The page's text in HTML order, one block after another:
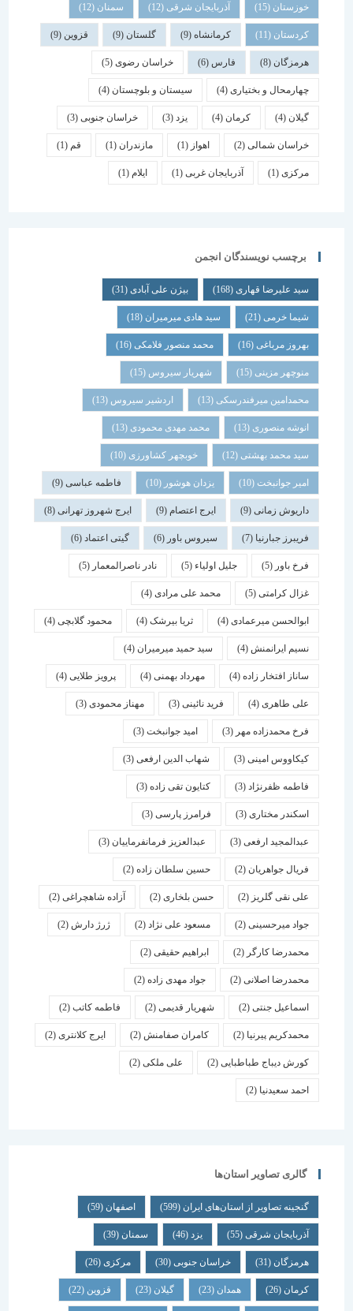
خوزستان(15) آذربایجان شرقی(12) سمنان (12)
کردستان(11) کرمانشاه(9) گلستان (9) قزوین
هرمزگان(8) فارس خراسان رضوی(5)
چهارمحال و بختیاری (4) سیستان و بلوچستان(4)
کرمان یزد خراسان جنوبی(3)
خراسان شمالی(2) اهواز مازندران(1) قم
(1) آذربایجان غربی(1) ایلام
برچسب نویسندگان انجمن
سید علیرضا قهاری(168) بیژن علی آبادی(31)
شیما خرمی(21) سید هادی میرمیران(18)
بهروز مرباغی (16) محمد منصور فلامکی (16)
منوچهر مزینی(15) شهریار سیروس(15)
محمدامین میرفندرسکی(13) اردشیر سیروس(13)
انوشه منصوری(13) محمد مهدی محمودی(13)
سید محمد بهشتی(12) خوبچهر کشاورزی(10)
امیر جوانبخت(10) یزدان هوشور(10) فاطمه عباسی(9)
داریوش زمانی(9) ایرج اعتصام(9) ایرج شهروز تهرانی(8)
فریبرز جبارنیا(7) سیروس باور(6) گیتی اعتماد(6)
فرخ باور(5) جلیل اولیاء(5) نادر ناصرالمعمار (5)
غزال کرامتی(5) محمد علی مرادی(4)
ابوالحسن میرعمادی(4) ثریا بیرشک(4) محمود گلابچی(4)
نسیم ایرانمنش(4) سید حمید میرمیران(4)
ساناز افتخار زاده(4) مهرداد بهمنی (4) پرویز طلایی(4)
علی طاهری(4) فرید نائینی(3) مهناز محمودی(3)
فرخ محمدزاده مهر(3) امید جوانبخت(3)
کیکاووس امینی(3) شهاب الدین ارفعی(3)
فاطمه ظفرنژاد(3) کتایون تقی زاده(3)
اسكندر مختاری (3) فرامرز پارسی(3)
عبدالمجید ارفعی(3) عبدالعزیز فرمانفرماییان(3)
فریال جواهریان(2) حسین سلطان زاده(2)
علی نقی گلریز(2) حسن بلخاری(2) آزاده شاهچراغی(2)
جواد میرحسینی(2) مسعود علی نژاد(2) ژرژ دارش (2)
محمدرضا کارگر(2) ابراهیم حقیقی(2)
محمدرضا اصلانی(2) جواد مهدی زاده(2)
اسماعیل جنتی(2) شهریار قدیمی(2) فاطمه کاتب(2)
محمدکریم پیرنیا (2) کامران صفامنش(2) ایرج کلانتری (2)
کورش دیباج طباطبایی(2) علی ملکی(2)
احمد سعیدنیا (2)
گالری تصاویر استان‌ها
گنجینه تصاویر از استان‌های ایران(599) اصفهان (59)
آذربایجان شرقی(55) یزد سمنان (39)
هرمزگان(31) خراسان جنوبی(30) مرکزی (26)
همدان گیلان قزوین